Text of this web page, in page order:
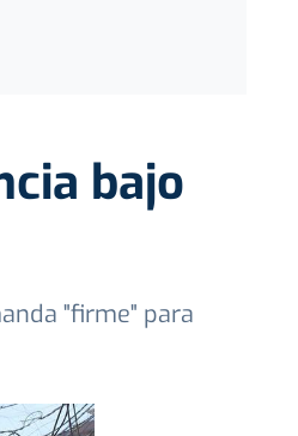
bajo
"firme" para